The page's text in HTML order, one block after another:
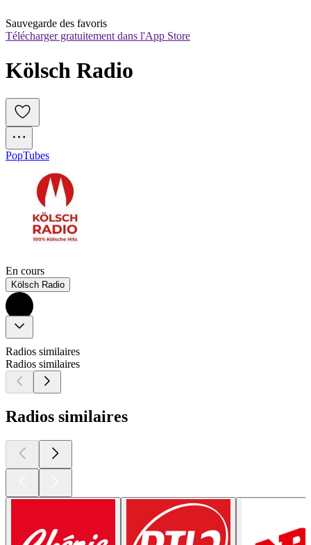
Sauvegarde des favoris
Télécharger gratuitement dans l'App Store
Kölsch Radio
PopTubes
En cours
Kölsch Radio
Radios similaires
Radios similaires
Radios similaires